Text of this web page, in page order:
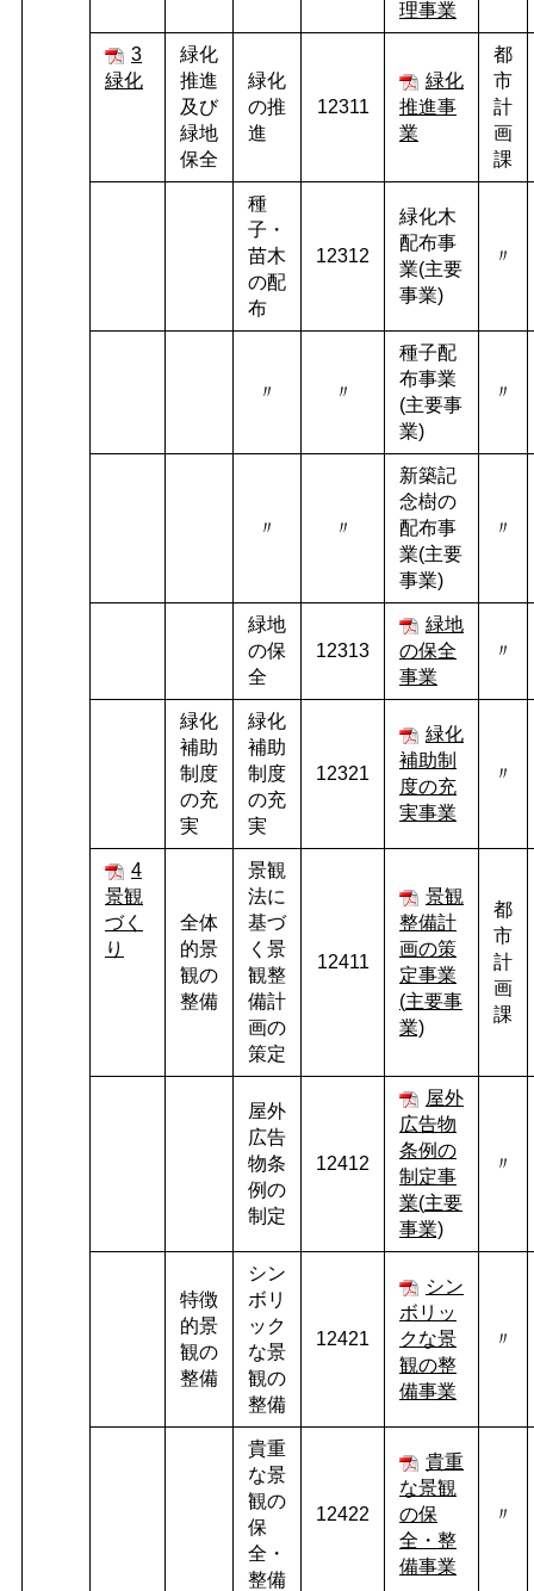
理事業
3
緑化
緑化
推進
及び
緑地
保全
緑化
の推
進
12311
緑化
推進事
業
都
市
計
画
課
種
子・
苗木
の配
布
12312
緑化木
配布事
業(主要
事業)
〃
〃 〃
種子配
布事業
(主要事
業)
〃
〃 〃
新築記
念樹の
配布事
業(主要
事業)
〃
緑地
の保
全
12313
緑地
の保全
事業
〃
緑化
補助
制度
の充
実
緑化
補助
制度
の充
実
12321
緑化
補助制
度の充
実事業
〃
4
景観
づく
り
全体
的景
観の
整備
景観
法に
基づ
く景
観整
備計
画の
策定
12411
景観
整備計
画の策
定事業
(主要事
業)
都
市
計
画
課
屋外
広告
物条
例の
制定
12412
屋外
広告物
条例の
制定事
業(主要
事業)
〃
特徴
的景
観の
整備
シン
ボリ
ック
な景
観の
整備
12421
シン
ボリッ
クな景
観の整
備事業
〃
貴重
な景
観の
保
全・
整備
12422
貴重
な景観
の保
全・整
備事業
〃